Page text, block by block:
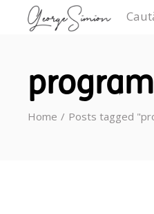
Home Posts tagged